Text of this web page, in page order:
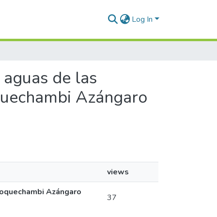
Log In
de las
Azángaro
views
Azángaro
37